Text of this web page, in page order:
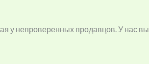
у непроверенных продавцов. У нас вы